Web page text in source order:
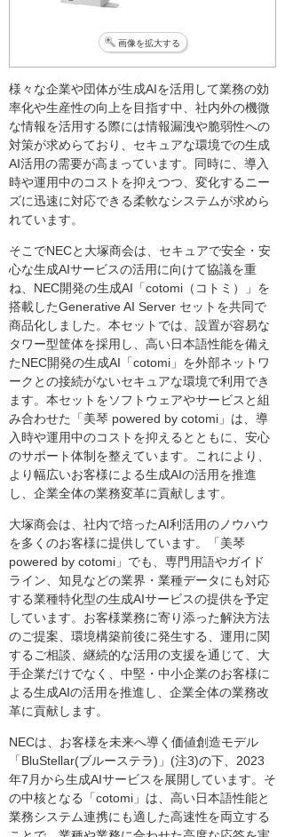
画像を拡大する
様々な企業や団体が生成AIを活用して業務の効
率化や生産性の向上を目指す中、社内外の機微
な情報を活用する際には情報漏洩や脆弱性への
対策が求めらており、セキュアな環境での生成
AI活用の需要が高まっています。同時に、導入
時や運用中のコストを抑えつつ、変化するニー
ズに迅速に対応できる柔軟なシステムが求めら
れています。
そこでNECと大塚商会は、セキュアで安全・安
心な生成AIサービスの活用に向けて協議を重
ね、NEC開発の生成AI「cotomi（コトミ）」を
搭載したGenerative AI Server セットを共同で
商品化しました。本セットでは、設置が容易な
タワー型筐体を採用し、高い日本語性能を備え
たNEC開発の生成AI「cotomi」を外部ネットワ
ークとの接続がないセキュアな環境で利用でき
ます。本セットをソフトウェアやサービスと組
み合わせた「美琴 powered by cotomi」は、導
入時や運用中のコストを抑えるとともに、安心
のサポート体制を整えています。これにより、
より幅広いお客様による生成AIの活用を推進
し、企業全体の業務変革に貢献します。
大塚商会は、社内で培ったAI利活用のノウハウ
を多くのお客様に提供しています。「美琴
powered by cotomi」でも、専門用語やガイド
ライン、知見などの業界・業種データにも対応
する業種特化型の生成AIサービスの提供を予定
しています。お客様業務に寄り添った解決方法
のご提案、環境構築前後に発生する、運用に関
するご相談、継続的な活用の支援を通じて、大
手企業だけでなく、中堅・中小企業のお客様に
よる生成AIの活用を推進し、企業全体の業務改
革に貢献します。
NECは、お客様を未来へ導く価値創造モデル
「BluStellar(ブルーステラ)」(注3)の下、2023
年7月から生成AIサービスを展開しています。そ
の中核となる「cotomi」は、高い日本語性能と
業務システム連携にも適した高速性を両立する